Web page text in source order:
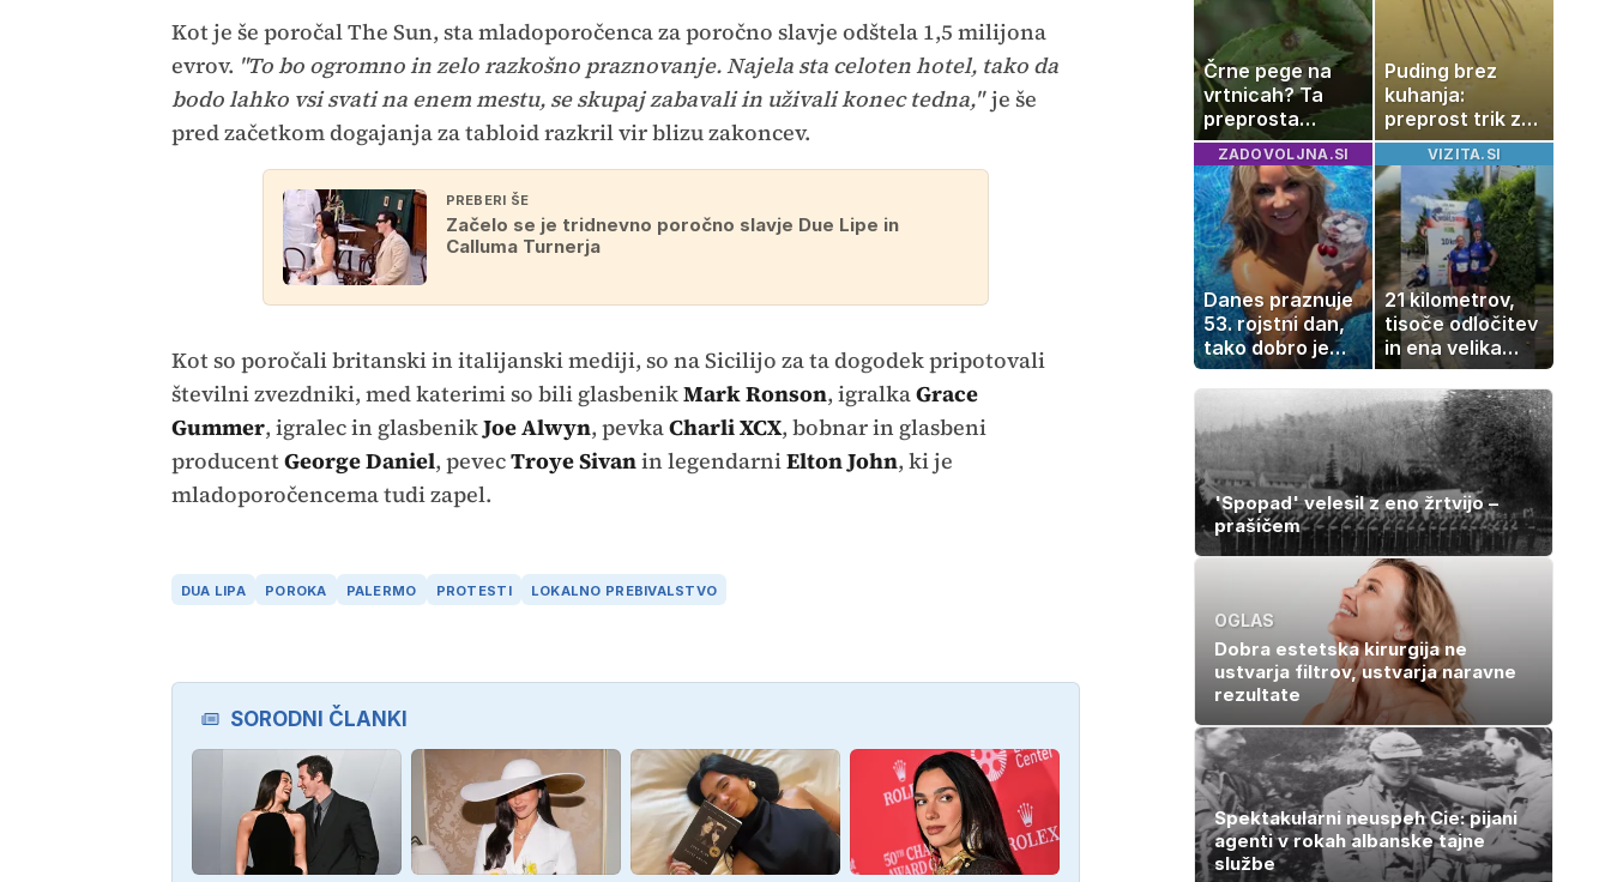
Kot je še poročal The Sun, sta mladoporočenca za poročno slavje odštela 1,5 milijona
evrov. "To bo ogromno in zelo razkošno praznovanje. Najela sta celoten hotel, tako da
bodo lahko vsi svati na enem mestu, se skupaj zabavali in uživali konec tedna,"je še
pred začetkom dogajanja za tabloid razkril vir blizu zakoncev.
PREBERI ŠE
Začelo se je tridnevno poročno slavje Due Lipe in
Calluma Turnerja
Kot so poročali britanski in italijanski mediji, so na Sicilijo za ta dogodek pripotovali
številni zvezdniki, med katerimi so bili glasbenikMark Ronson, igralkaGrace
Gummer, igralec in glasbenikJoe Alwyn, pevkaCharli XCX, bobnar in glasbeni
producentGeorge Daniel, pevecTroye Sivanin legendarniElton John, ki je
mladoporočencema tudi zapel.
DUA LIPA POROKA PALERMO PROTESTI LOKALNO PREBIVALSTVO
SORODNI ČLANKI
Črne pege na
vrtnicah? Ta
preprosta
sestavina
pomaga
preprečiti
težavo
Puding brez
kuhanja:
preprost trik za
pripravo v le
nekaj minutah
ZADOVOLJNA.SI
Danes praznuje
53. rojstni dan,
tako dobro je
videti znana
Slovenka
VIZITA.SI
21 kilometrov,
tisoče odločitev
in ena velika
želja: živeti na
polno s
sladkorno
boleznijo
'Spopad' velesil z eno žrtvijo –
prašičem
OGLAS
Dobra estetska kirurgija ne
ustvarja filtrov, ustvarja naravne
rezultate
Spektakularni neuspeh Cie: pijani
agenti v rokah albanske tajne
službe